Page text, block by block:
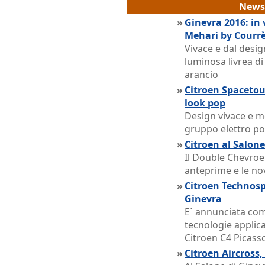
» Ginevra 2016:
Mehari by
Vivace e dal
luminosa livrea
arancio
» Citroen
look pop
Design vivace e
gruppo elettro
» Citroen al
Il Double
anteprime e le
» Citroen
Ginevra
E´ annunciata
tecnologie
Citroen C4
» Citroen